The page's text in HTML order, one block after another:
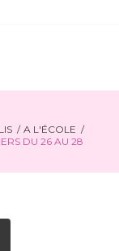
/ A L'ÉCOLE /
DU 26 AU 28